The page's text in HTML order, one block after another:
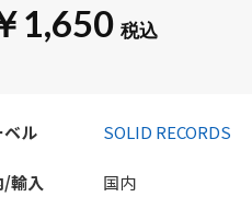
1,650
ベル SOLID RECORDS
/輸入 国内